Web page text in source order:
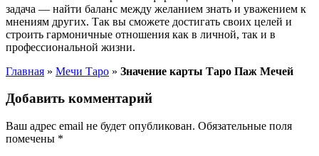
задача — найти баланс между желанием знать и уважением к
мнениям других. Так вы сможете достигать своих целей и
строить гармоничные отношения как в личной, так и в
профессиональной жизни.
Главная » Мечи Таро » Значение карты Таро Паж Мечей
Добавить комментарий
Ваш адрес email не будет опубликован. Обязательные поля
помечены *